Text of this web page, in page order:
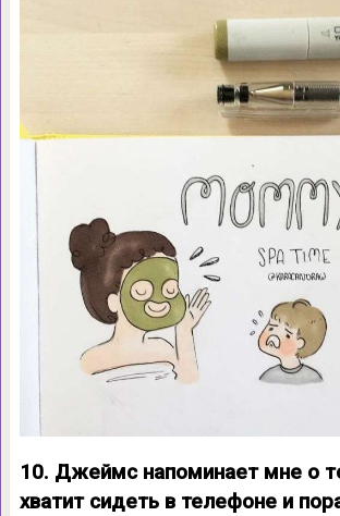
10. Джеймс напоминает мне о
хватит сидеть в телефоне и